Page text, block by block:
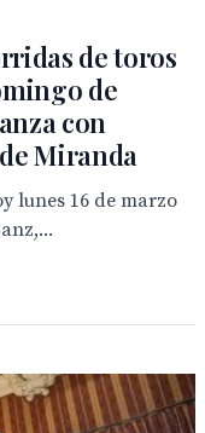
de toros
de
con
Miranda
lunes 16 de marzo